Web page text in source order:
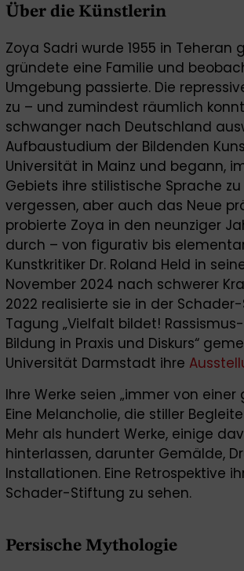
Über die Künstlerin
Zoya Sadri wurde 1955 in Teheran
gründete eine Familie und
Umgebung passierte. Die
zu – und zumindest räumlich
schwanger nach Deutschland
Aufbaustudium der Bildenden
Universität in Mainz und begann,
Gebiets ihre stilistische Sprache
vergessen, aber auch das Neue
probierte Zoya in den neunziger
durch – von figurativ bis
Kunstkritiker Dr. Roland Held in
November 2024 nach schwerer
2022 realisierte sie in der
Tagung „Vielfalt bildet!
Bildung in Praxis und Diskurs“
Universität Darmstadt ihre
Ihre Werke seien „immer von
Eine Melancholie, die stiller
Mehr als hundert Werke, einige
hinterlassen, darunter Gemälde,
Installationen. Eine Retrospektive
Schader-Stiftung zu sehen.
Persische Mythologie